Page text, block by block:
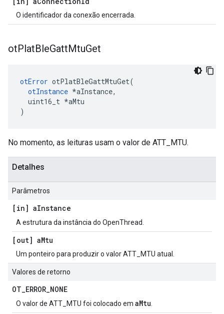
O identificador da conexão encerrada.
otPlatBleGattMtuGet
otError otPlatBleGattMtuGet(
otInstance *aInstance,
uint16_t *aMtu
)
No momento, as leituras usam o valor de ATT_MTU.
Detalhes
Parâmetros
[in] aInstance
A estrutura da instância do OpenThread.
[out] aMtu
Um ponteiro para produzir o valor ATT_MTU atual.
Valores de retorno
OT_ERROR_NONE
O valor de ATT_MTU foi colocado em aMtu